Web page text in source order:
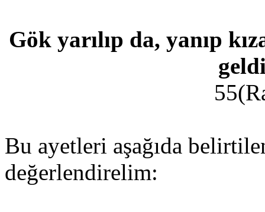
Gök yarılıp da, yanıp
Bu ayetleri aşağıda
değerlendirelim: